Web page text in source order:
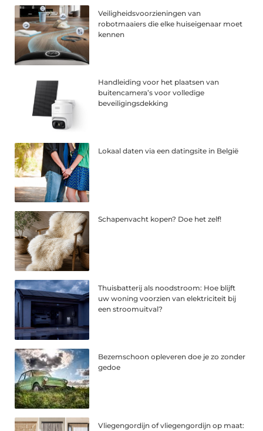
Veiligheidsvoorzieningen van
robotmaaiers die elke huiseigenaar moet
kennen
Handleiding voor het plaatsen van
buitencamera’s voor volledige
beveiligingsdekking
Lokaal daten via een datingsite in België
Schapenvacht kopen? Doe het zelf!
Thuisbatterij als noodstroom: Hoe blijft
uw woning voorzien van elektriciteit bij
een stroomuitval?
Bezemschoon opleveren doe je zo zonder
gedoe
Vliegengordijn of vliegengordijn op maat: